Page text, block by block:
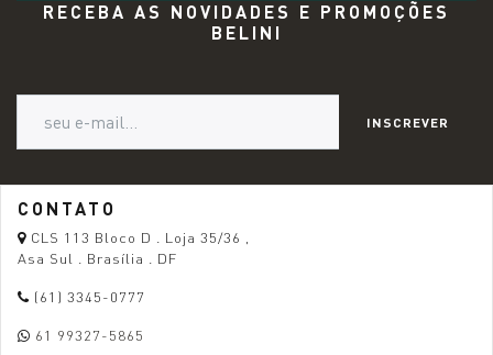
RECEBA AS NOVIDADES E PROMOÇÕES
BELINI
INSCREVER
CONTATO
CLS 113 Bloco D . Loja 35/36 ,
Asa Sul . Brasília . DF
(61) 3345-0777
61 99327-5865